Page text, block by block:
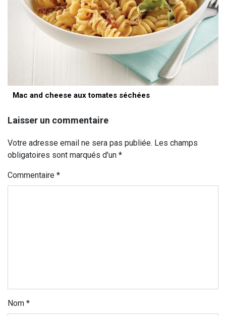
Mac and cheese aux tomates séchées
Laisser un commentaire
Votre adresse email ne sera pas publiée. Les champs
obligatoires sont marqués d'un *
Commentaire *
Nom *